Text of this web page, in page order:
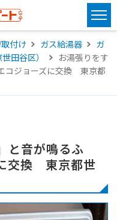
付け ガス給湯器
ガ
田谷区）
お湯張りをす
コジョーズに交換 東京都
と音が鳴るふ
交換 東京都世